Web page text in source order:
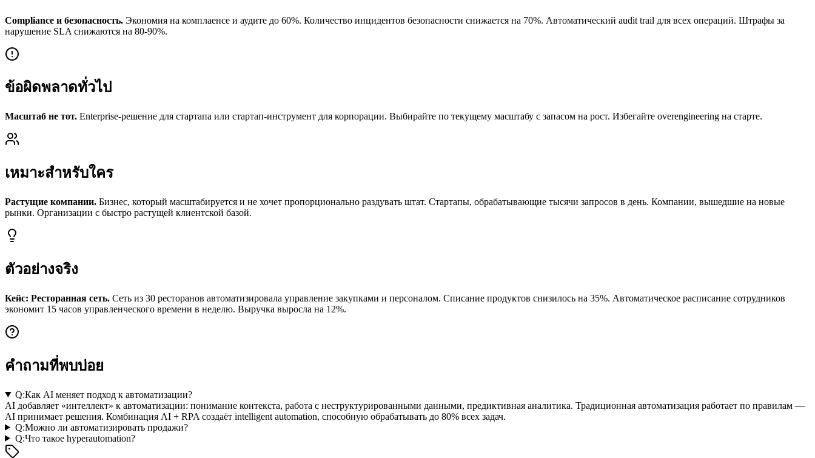
Compliance и безопасность. Экономия на комплаенсе и аудите до 60%. Количество инцидентов безопасности снижается на 70%. Автоматический audit trail для всех операций. Штрафы за
нарушение SLA снижаются на 80-90%.
ข้อผิดพลาดทั่วไป
Масштаб не тот. Enterprise-решение для стартапа или стартап-инструмент для корпорации. Выбирайте по текущему масштабу с запасом на рост. Избегайте overengineering на старте.
เหมาะสำหรับใคร
Растущие компании. Бизнес, который масштабируется и не хочет пропорционально раздувать штат. Стартапы, обрабатывающие тысячи запросов в день. Компании, вышедшие на новые
рынки. Организации с быстро растущей клиентской базой.
ตัวอย่างจริง
Кейс: Ресторанная сеть. Сеть из 30 ресторанов автоматизировала управление закупками и персоналом. Списание продуктов снизилось на 35%. Автоматическое расписание сотрудников
экономит 15 часов управленческого времени в неделю. Выручка выросла на 12%.
คำถามที่พบบ่อย
Q:Как AI меняет подход к автоматизации?
AI добавляет «интеллект» к автоматизации: понимание контекста, работа с неструктурированными данными, предиктивная аналитика. Традиционная автоматизация работает по правилам —
AI принимает решения. Комбинация AI + RPA создаёт intelligent automation, способную обрабатывать до 80% всех задач.
Q:Можно ли автоматизировать продажи?
Q:Что такое hyperautomation?